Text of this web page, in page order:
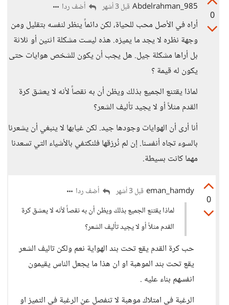
0
Abdelrahman_985 قبل 3 أشهر أضف ردا
أراه في الأصل محب للحياة، لكن دائماً ينظر لنفسه بتقليل ومن
وجهة نظره لا يجد ما يميزه. هذه ليست مشكلة اثنين أو ثلاثة
بل أراها مشكلة جيل. هل يجب أن يكون للشخص هوايات حتى
يكون له قيمة ؟
لماذا يقتنع الجميع بذلك ويظن أن به نقصاً لأنه لا يعشق كرة
القدم مثلاً أو لا يجيد تأليف الشعر؟
أنا أرى أن الهوايات وجودها جيد. لكن غيابها لا ينبغي أن يشعرنا
بالسوء تجاه أنفسنا. إن لم نُرزقها فلنكتفي بالأشياء التي تسعدنا
مهما كانت بسيطة.
0
eman_hamdy قبل 3 أشهر
أضف ردا
لماذا يقتنع الجميع بذلك ويظن أن به نقصاً لأنه لا يعشق كرة
القدم مثلاً أو لا يجيد تأليف الشعر؟
حب كرة القدم يقع تحت بند الهواية نعم ولكن تاليف الشعر
يقع تحت بند الموهبة او ان هذا ما يجعل الناس يقيمون
انفسهم بناء عليه .
الرغبة في امتلاك موهبة لا تنفصل عن الرغبة في التميز او